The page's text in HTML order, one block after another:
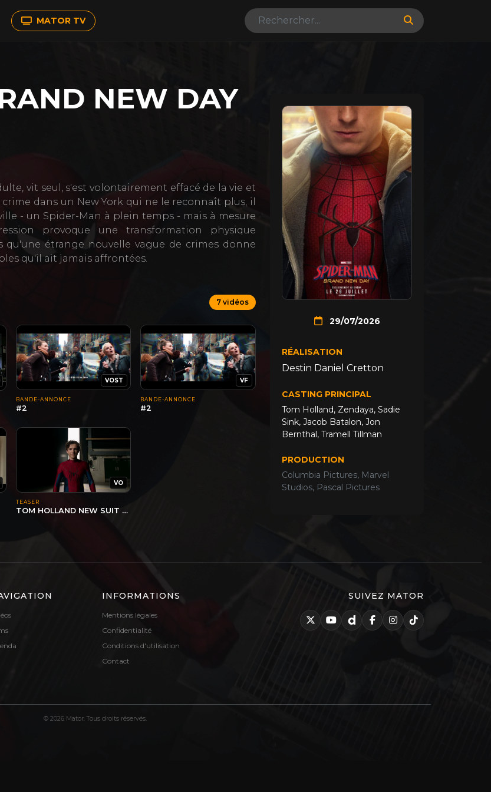
MATOR TV
NEW DAY
vit seul, s'est volontairement effacé de la vie et
dans un New York qui ne le reconnaît plus, il
- un Spider-Man à plein temps - mais à mesure
provoque une transformation physique
étrange nouvelle vague de crimes donne
qu'il ait jamais affrontées.
7 vidéos
VOST
BANDE-ANNONCE
#2
VF
BANDE-ANNONCE
#2
VO
TEASER
TOM HOLLAND NEW SUIT REVEAL
29/07/2026
RÉALISATION
Destin Daniel Cretton
CASTING PRINCIPAL
Tom Holland, Zendaya, Sadie
Sink, Jacob Batalon, Jon
Bernthal , Tramell Tillman
PRODUCTION
Columbia Pictures, Marvel
Studios, Pascal Pictures
INFORMATIONS
Mentions légales
Confidentialité
Conditions d'utilisation
Contact
SUIVEZ MATOR
© 2026 Mator. Tous droits réservés.